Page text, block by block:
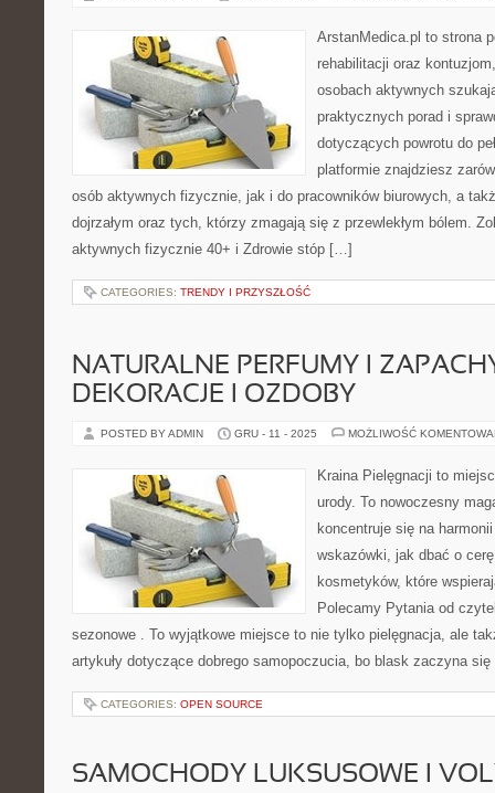
ArstanMedica.pl to strona
rehabilitacji oraz
osobach aktywnych
praktycznych porad i
dotyczących powrotu do
platformie znajdziesz
osób aktywnych fizycznie, jak i do pracowników biurowych, a
dojrzałym oraz tych, którzy zmagają się z przewlekłym bólem.
aktywnych fizycznie 40+ i Zdrowie stóp […]
CATEGORIES: TRENDY I PRZYSZŁOŚĆ
NATURALNE PERFUMY I
DEKORACJE I OZDOBY
POSTED BY ADMIN GRU - 11 - 2025 MOŻLIWOŚĆ
Kraina Pielęgnacji to
urody. To nowoczesny
koncentruje się na
wskazówki, jak dbać o
kosmetyków, które
Polecamy Pytania od
sezonowe . To wyjątkowe miejsce to nie tylko pielęgnacja, ale
artykuły dotyczące dobrego samopoczucia, bo blask zaczyna
CATEGORIES: OPEN SOURCE
SAMOCHODY LUKSUSOWE I